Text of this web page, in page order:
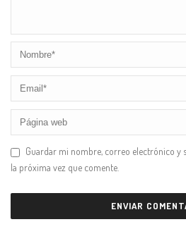
Guardar mi nombre, correo electrónico y
la próxima vez que comente.